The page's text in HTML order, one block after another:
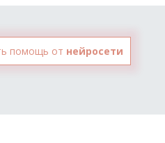
помощь от нейросети